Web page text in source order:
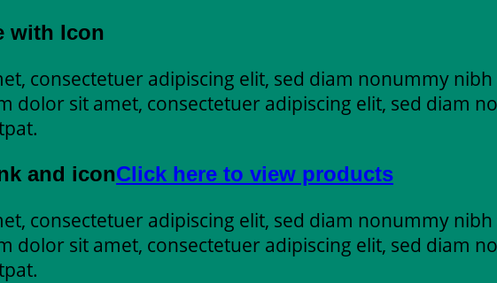
with Icon
consectetuer adipiscing elit, sed diam nonummy
dolor sit amet, consectetuer adipiscing elit, sed diam
and iconClick here to view products
consectetuer adipiscing elit, sed diam nonummy
dolor sit amet, consectetuer adipiscing elit, sed diam